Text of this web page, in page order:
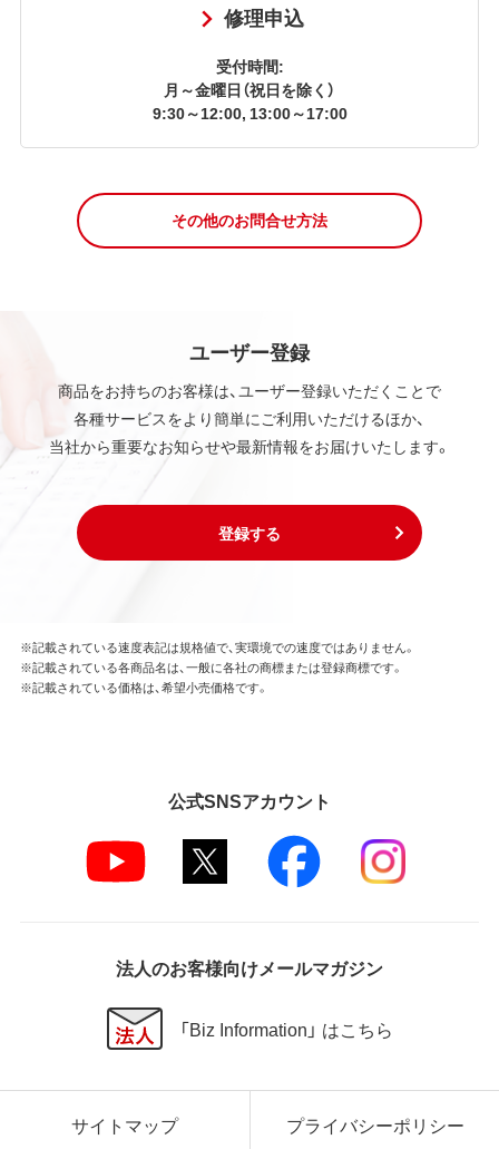
修理申込
受付時間:
月～金曜日（祝日を除く）
9:30～12:00, 13:00～17:00
その他のお問合せ方法
ユーザー登録
商品をお持ちのお客様は、ユーザー登録いただくことで
各種サービスをより簡単にご利用いただけるほか、
当社から重要なお知らせや最新情報をお届けいたします。
登録する
※記載されている速度表記は規格値で、実環境での速度ではありません。
※記載されている各商品名は、一般に各社の商標または登録商標です。
※記載されている価格は、希望小売価格です。
公式SNSアカウント
法人のお客様向けメールマガジン
「Biz Information」 はこちら
サイトマップ プライバシーポリシー